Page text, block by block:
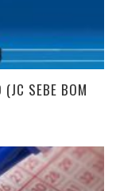
(JC SEBE BOM